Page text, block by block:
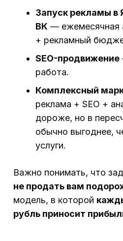
Запуск рекламы в
ВК — ежемесячная
+ рекламный
SEO-продвижение
работа.
Комплексный
реклама + SEO +
дороже, но в
обычно выгоднее,
услуги.
Важно понимать, что
не продать вам
модель, в которой
рубль приносит